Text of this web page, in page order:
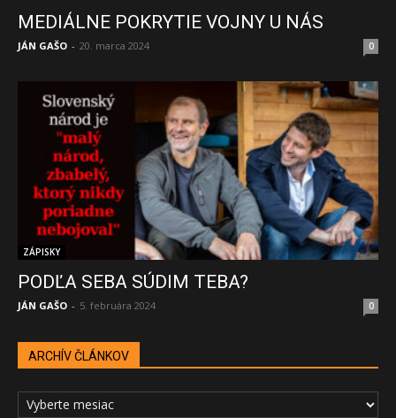
MEDIÁLNE POKRYTIE VOJNY U NÁS
JÁN GAŠO - 20. marca 2024 0
ZÁPISKY
PODĽA SEBA SÚDIM TEBA?
JÁN GAŠO - 5. februára 2024 0
ARCHÍV ČLÁNKOV
ARCHÍV
ČLÁNKOV